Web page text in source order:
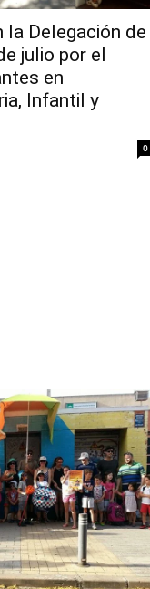
la Delegación de
julio por el
en
Infantil y
0